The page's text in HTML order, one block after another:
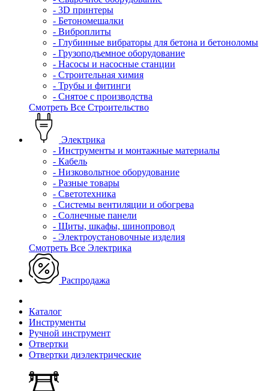
- 3D принтеры
- Бетономешалки
- Виброплиты
- Глубинные вибраторы для бетона и бетоноломы
- Грузоподъемное оборудование
- Насосы и насосные станции
- Строительная химия
- Трубы и фитинги
- Снятое с производства
Смотреть Все Строительство
Электрика
- Инструменты и монтажные материалы
- Кабель
- Низковольтное оборудование
- Разные товары
- Светотехника
- Системы вентиляции и обогрева
- Солнечные панели
- Щиты, шкафы, шинопровод
- Электроустановочные изделия
Смотреть Все Электрика
Распродажа
Каталог
Инструменты
Ручной инструмент
Отвертки
Отвертки диэлектрические